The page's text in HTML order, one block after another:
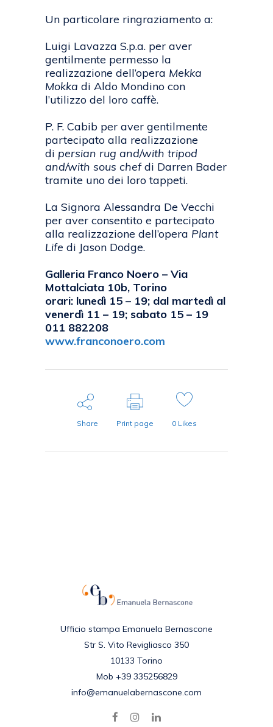
Un particolare ringraziamento a:
Luigi Lavazza S.p.a. per aver
gentilmente permesso la
realizzazione dell’opera Mekka
Mokka di Aldo Mondino con
l’utilizzo del loro caffè.
P. F. Cabib per aver gentilmente
partecipato alla realizzazione
di persian rug and/with tripod
and/with sous chefdi Darren Bader
tramite uno dei loro tappeti.
La Signora Alessandra De Vecchi
per aver consentito e partecipato
alla realizzazione dell’opera Plant
Life di Jason Dodge.
Galleria Franco Noero – Via
Mottalciata 10b, Torino
orari: lunedì 15 – 19; dal martedì al
venerdì 11 – 19; sabato 15 – 19
011 882208
www.franconoero.com
Share Print page 0Likes
Ufficio stampa Emanuela Bernascone
Str S. Vito Revigliasco 350
10133 Torino
Mob +39 335256829
info@emanuelabernascone.com